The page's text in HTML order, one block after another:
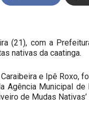
(21), com a
nativas da caatinga.
e Ipê Roxo,
Agência Municipal
de Mudas